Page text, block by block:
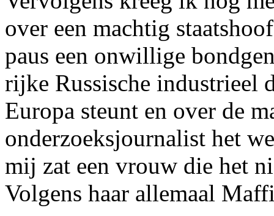
over een machtig
paus een onwillige
rijke Russische industrieel
Europa steunt en over de
onderzoeksjournalist het
mij zat een vrouw die het
Volgens haar allemaal